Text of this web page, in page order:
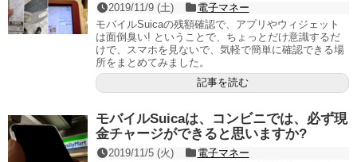
2019/11/9 (土)
電子マネー
モバイルSuicaの残額確認で、アプリやウィジェット
は面倒臭い! ということで、ちょっとだけ意識するだ
けで、スマホを見ないで、気軽で簡単に確認できる場
所をまとめてみました。
記事を読む
モバイルSuicaは、コンビニでは、必ず現
金チャージができると思いますか?
2019/11/5 (火)
電子マネー